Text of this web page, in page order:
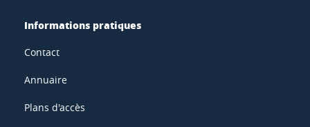
Informations pratiques
Contact
Annuaire
Plans d'accès